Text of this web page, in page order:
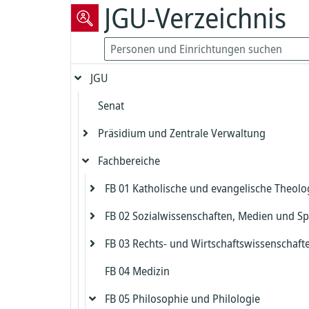
JGU-Verzeichnis
JGU
Senat
Präsidium und Zentrale Verwaltung
Präsident
Präsidialbereich
Gleichstellung und Diversität
Biologische Sicherheit und
Beauftragter für die Biologische
Strahlenschutz
Vizepräsident für Forschung und
Fachbereiche
FB 01 Katholische und evangelische
Evangelische Theologie
Dekanat Evangelische Theologie
Studienbüro und Prüfungsamt
Katholische Theologie
Dekanat Katholische Theologie
Abteilung Sprachen
Studienbüro und Prüfungsamt
FB 02 Sozialwissenschaften, Medien und
Dekanat FB 02
Zentrales Prüfungsamt FB 02
Institut für Erziehungswissenschaft
FB 03 Rechts- und
Dekanat FB 03
Studienbüro FB 03
FB 04 Medizin
FB 05 Philosophie und Philologie